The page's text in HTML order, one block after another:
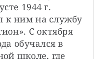
1944 г.
к ним на службу
С октября
обучался в
школе, где